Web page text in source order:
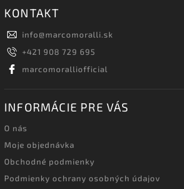
KONTAKT
info@marcomoralli.sk
+421 908 729 695
marcomoralliofficial
INFORMÁCIE PRE VÁS
O nás
Moje objednávka
Obchodné podmienky
Podmienky ochrany osobných údajov